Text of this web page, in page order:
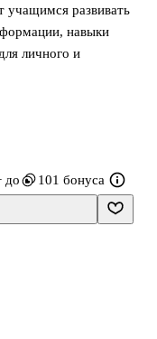
учащимся развивать
навыки
личного и
из 10 модулей и
Тематические
чтения.
письма. Навыки
и разделы CLIL в
до 101 бонуса